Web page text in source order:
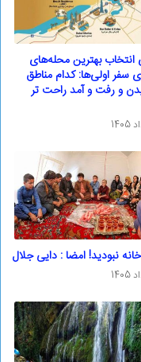
انتخاب بهترین محله‌های
سفر اولی‌ها: کدام مناطق
و رفت و آمد راحت تر
نبودید! امضا : دایی جلال